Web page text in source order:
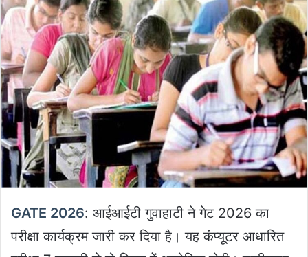
GATE 2026: आईआईटी गुवाहाटी ने गेट 2026 का
परीक्षा कार्यक्रम जारी कर दिया है। यह कंप्यूटर आधारित